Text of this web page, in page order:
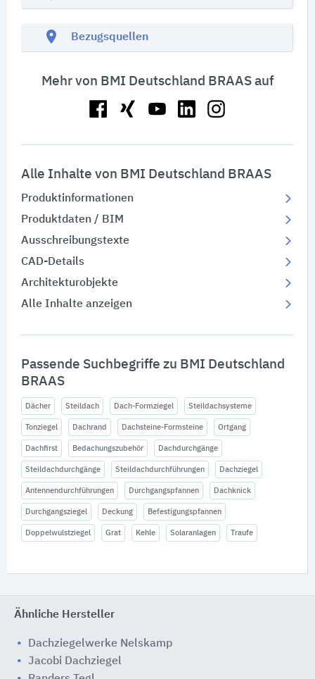
location_on Bezugsquellen
Mehr von BMI Deutschland BRAAS auf
Alle Inhalte von BMI Deutschland BRAAS
Produktinformationen
Produktdaten / BIM
Ausschreibungstexte
CAD-Details
Architekturobjekte
Alle Inhalte anzeigen
Passende Suchbegriffe zu BMI Deutschland
BRAAS
Dächer Steildach Dach-Formziegel Steildachsysteme
Tonziegel Dachrand Dachsteine-Formsteine Ortgang
Dachfirst Bedachungszubehör Dachdurchgänge
Steildachdurchgänge Steildachdurchführungen Dachziegel
Antennendurchführungen Durchgangspfannen Dachknick
Durchgangsziegel Deckung Befestigungspfannen
Doppelwulstziegel Grat Kehle Solaranlagen Traufe
Ähnliche Hersteller
Dachziegelwerke Nelskamp
Jacobi Dachziegel